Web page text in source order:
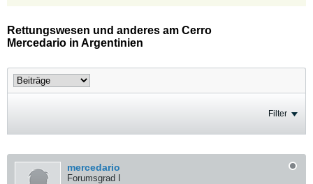
Rettungswesen und anderes am Cerro
Mercedario in Argentinien
Filter
mercedario
Forumsgrad I